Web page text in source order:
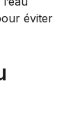
éviter